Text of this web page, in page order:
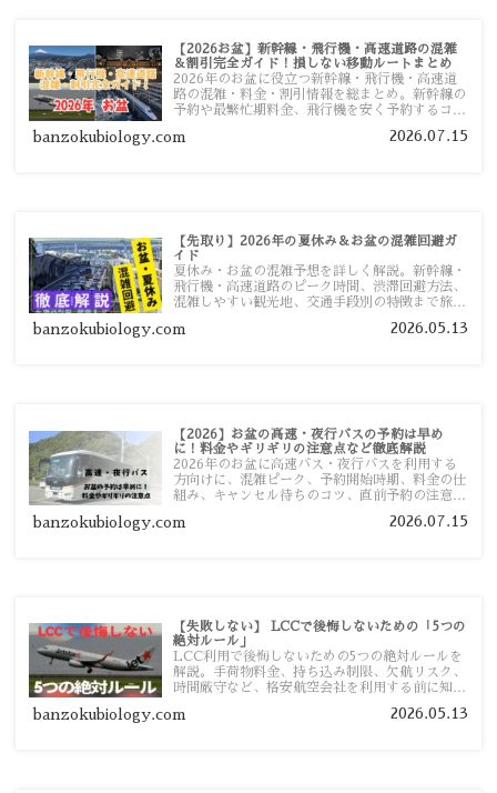
【2026お盆】新幹線・飛行機・高速道路の混雑
＆割引完全ガイド！損しない移動ルートまとめ
2026年のお盆に役立つ新幹線・飛行機・高速道
路の混雑・料金・割引情報を総まとめ。新幹線の
予約や最繁忙期料金、飛行機を安く予約するコ
い移動方法を分かりやすく解説します。
banzokubiology.com 2026.07.15
【先取り】2026年の夏休み＆お盆の混雑回避ガ
イド
夏休み・お盆の混雑予想を詳しく解説。新幹線・
飛行機・高速道路のピーク時間、渋滞回避方法、
混雑しやすい観光地、交通手段別の特徴まで旅行
banzokubiology.com 2026.05.13
【2026】お盆の高速・夜行バスの予約は早め
に！料金やギリギリの注意点など徹底解説
2026年のお盆に高速バス・夜行バスを利用する
方向けに、混雑ピーク、予約開始時期、料金の仕
組み、キャンセル待ちのコツ、直前予約の注意点
banzokubiology.com 2026.07.15
【失敗しない】 LCCで後悔しないための「5つの
絶対ルール」
LCC利用で後悔しないための5つの絶対ルールを
解説。手荷物料金、持ち込み制限、欠航リスク、
時間厳守など、格安航空会社を利用する前に知っ
す。
banzokubiology.com 2026.05.13